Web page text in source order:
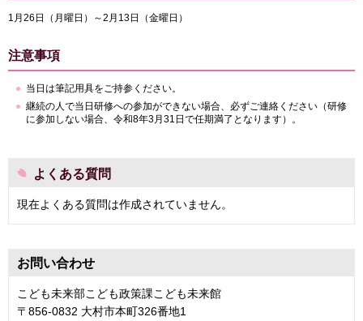
1月26日（月曜日）～2月13日（金曜日）
注意事項
当日は筆記用具をご持参ください。
継続の人で当日研修への参加ができない場合、必ずご連絡ください（研修
に参加しない場合、令和8年3月31日で任期満了となります）。
よくある質問
現在よくある質問は作成されていません。
お問い合わせ
こども未来部こども政策課こども未来館
〒856-0832 大村市本町326番地1